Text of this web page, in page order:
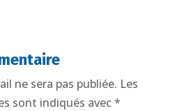
ne sera pas publiée. Les
sont indiqués avec*